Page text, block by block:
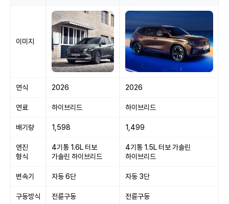
이미지
연식 2026 2026
연료 하이브리드 하이브리드
배기량 1,598 1,499
엔진
형식
4기통 1.6L 터보
가솔린 하이브리드
4기통 1.5L 터보 가솔린
하이브리드
변속기 자동 6단 자동 3단
구동방식 전륜구동 전륜구동